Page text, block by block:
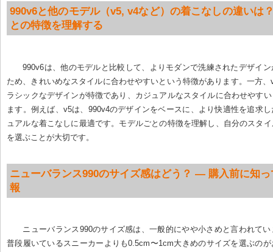
990v6と他のモデル（v5, v4など）の着こなしの違いは
との特徴を理解する
990v6は、他のモデルと比較して、よりモダンで洗練されたデザイ
ため、きれいめなスタイルに合わせやすいという特徴があります。一方
ラシックなデザインが特徴であり、カジュアルなスタイルに合わせやす
ます。例えば、v5は、990v4のデザインをベースに、より快適性を追求
ュアルな着こなしに最適です。モデルごとの特徴を理解し、自分のスタ
を選ぶことが大切です。
ニューバランス990のサイズ感はどう？ — 購入前に知
報
ニューバランス990のサイズ感は、一般的にやや小さめと言われて
普段履いているスニーカーよりも0.5cm〜1cm大きめのサイズを選ぶの